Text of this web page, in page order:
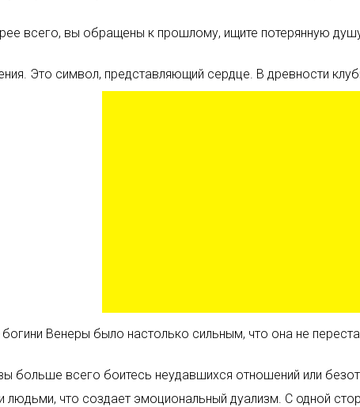
всего, вы обращены к прошлому, ищите потерянную
Это символ, представляющий сердце. В древности
Венеры было настолько сильным, что она не
больше всего боитесь неудавшихся отношений или
что создает эмоциональный дуализм. С одной